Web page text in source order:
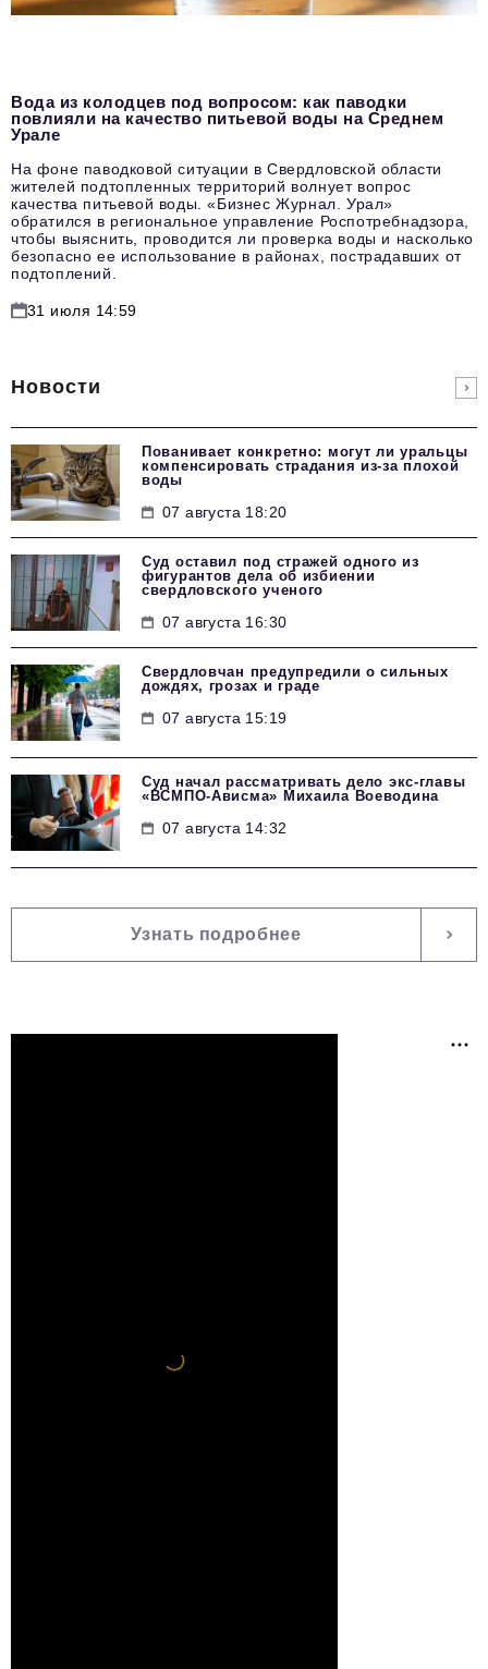
Вода из колодцев под вопросом: как паводки
повлияли на качество питьевой воды на Среднем
Урале
На фоне паводковой ситуации в Свердловской области
жителей подтопленных территорий волнует вопрос
качества питьевой воды. «Бизнес Журнал. Урал»
обратился в региональное управление Роспотребнадзора,
чтобы выяснить, проводится ли проверка воды и насколько
безопасно ее использование в районах, пострадавших от
подтоплений.
31 июля 14:59
Новости
Пованивает конкретно: могут ли уральцы
компенсировать страдания из-за плохой
воды
07 августа 18:20
Суд оставил под стражей одного из
фигурантов дела об избиении
свердловского ученого
07 августа 16:30
Свердловчан предупредили о сильных
дождях, грозах и граде
07 августа 15:19
Суд начал рассматривать дело экс-главы
«ВСМПО-Ависма» Михаила Воеводина
07 августа 14:32
Узнать подробнее